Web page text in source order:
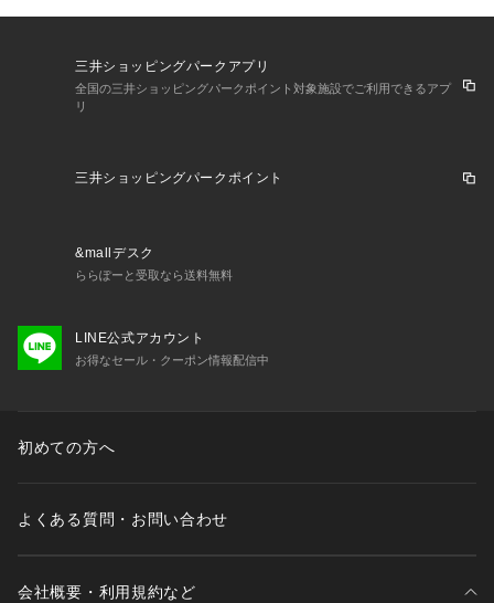
三井ショッピングパークアプリ
全国の三井ショッピングパークポイント対象施設でご利用できるアプ
リ
三井ショッピングパークポイント
&mallデスク
ららぽーと受取なら送料無料
LINE公式アカウント
お得なセール・クーポン情報配信中
初めての方へ
よくある質問・お問い合わせ
会社概要・利用規約など